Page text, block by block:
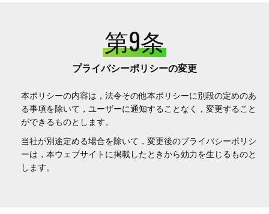
第9条
プライバシーポリシーの変更
本ポリシーの内容は，法令その他本ポリシーに別段の定めのあ
る事項を除いて，ユーザーに通知することなく，変更すること
ができるものとします。
当社が別途定める場合を除いて，変更後のプライバシーポリシ
ーは，本ウェブサイトに掲載したときから効力を生じるものと
します。